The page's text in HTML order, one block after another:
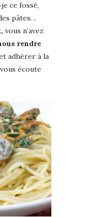
ce fossé,
pâtes…
vous n’avez
rendre
adhérer à la
écoute